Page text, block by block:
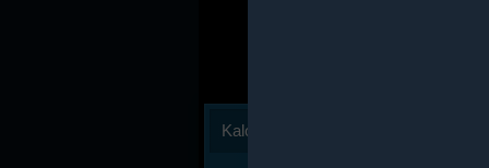
Kalóriaszámlálás